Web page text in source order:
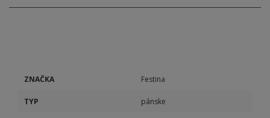
ZNAČKA Festina
TYP pánske